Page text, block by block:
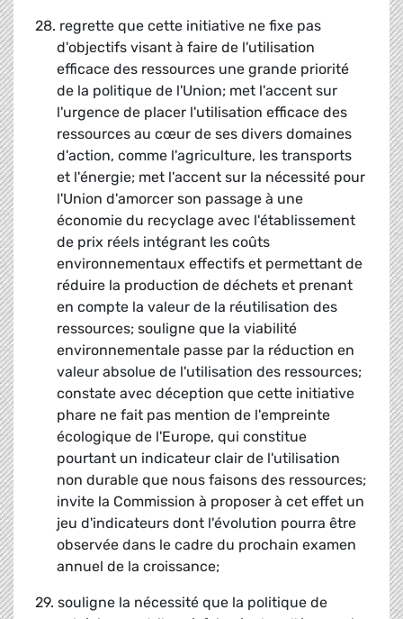
28. regrette que cette initiative ne fixe pas
d'objectifs visant à faire de l'utilisation
efficace des ressources une grande priorité
de la politique de l'Union; met l'accent sur
l'urgence de placer l'utilisation efficace des
ressources au cœur de ses divers domaines
d'action, comme l'agriculture, les transports
et l'énergie; met l'accent sur la nécessité pour
l'Union d'amorcer son passage à une
économie du recyclage avec l'établissement
de prix réels intégrant les coûts
environnementaux effectifs et permettant de
réduire la production de déchets et prenant
en compte la valeur de la réutilisation des
ressources; souligne que la viabilité
environnementale passe par la réduction en
valeur absolue de l'utilisation des ressources;
constate avec déception que cette initiative
phare ne fait pas mention de l'empreinte
écologique de l'Europe, qui constitue
pourtant un indicateur clair de l'utilisation
non durable que nous faisons des ressources;
invite la Commission à proposer à cet effet un
jeu d'indicateurs dont l'évolution pourra être
observée dans le cadre du prochain examen
annuel de la croissance;
29. souligne la nécessité que la politique de